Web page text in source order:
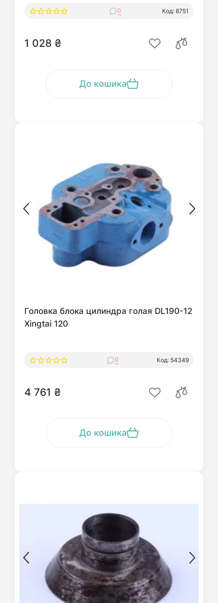
0 Код: 8751
1 028 ₴
До кошика
Головка блока цилиндра голая DL190-12
Xingtai 120
0 Код: 54349
4 761 ₴
До кошика